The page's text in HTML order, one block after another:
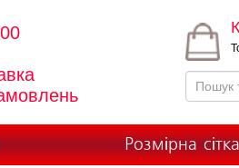
Розмірна